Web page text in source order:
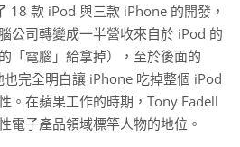
18 款 iPod 與三款 iPhone 的開發，
公司轉變成一半營收來自於 iPod 的
「電腦」給拿掉），至於後面的
完全明白讓 iPhone 吃掉整個 iPod
。在蘋果工作的時期，Tony Fadell
電子產品領域標竿人物的地位。